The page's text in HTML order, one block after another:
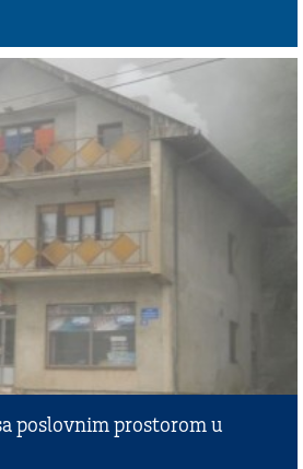
poslovnim prostorom u